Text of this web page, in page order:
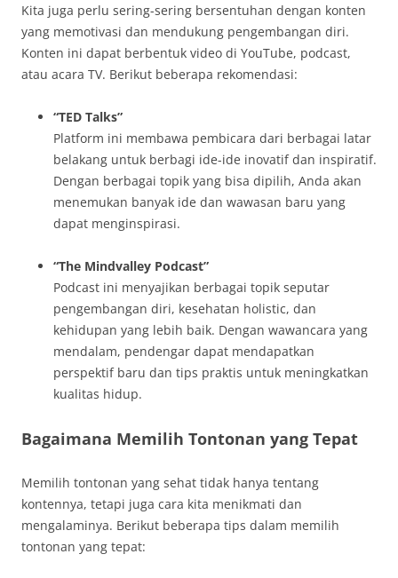
Kita juga perlu sering-sering bersentuhan dengan konten
yang memotivasi dan mendukung pengembangan diri.
Konten ini dapat berbentuk video di YouTube, podcast,
atau acara TV. Berikut beberapa rekomendasi:
“TED Talks”
Platform ini membawa pembicara dari berbagai latar
belakang untuk berbagi ide-ide inovatif dan inspiratif.
Dengan berbagai topik yang bisa dipilih, Anda akan
menemukan banyak ide dan wawasan baru yang
dapat menginspirasi.
“The Mindvalley Podcast”
Podcast ini menyajikan berbagai topik seputar
pengembangan diri, kesehatan holistic, dan
kehidupan yang lebih baik. Dengan wawancara yang
mendalam, pendengar dapat mendapatkan
perspektif baru dan tips praktis untuk meningkatkan
kualitas hidup.
Bagaimana Memilih Tontonan yang Tepat
Memilih tontonan yang sehat tidak hanya tentang
kontennya, tetapi juga cara kita menikmati dan
mengalaminya. Berikut beberapa tips dalam memilih
tontonan yang tepat: